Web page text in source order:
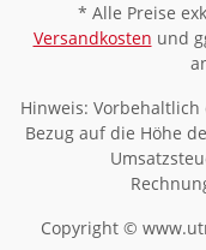
* Alle Preise
Versandkosten und
Hinweis:
Bezug auf die Höhe
Copyright ©